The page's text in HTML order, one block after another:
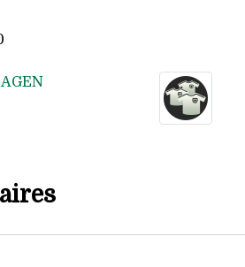
AGEN